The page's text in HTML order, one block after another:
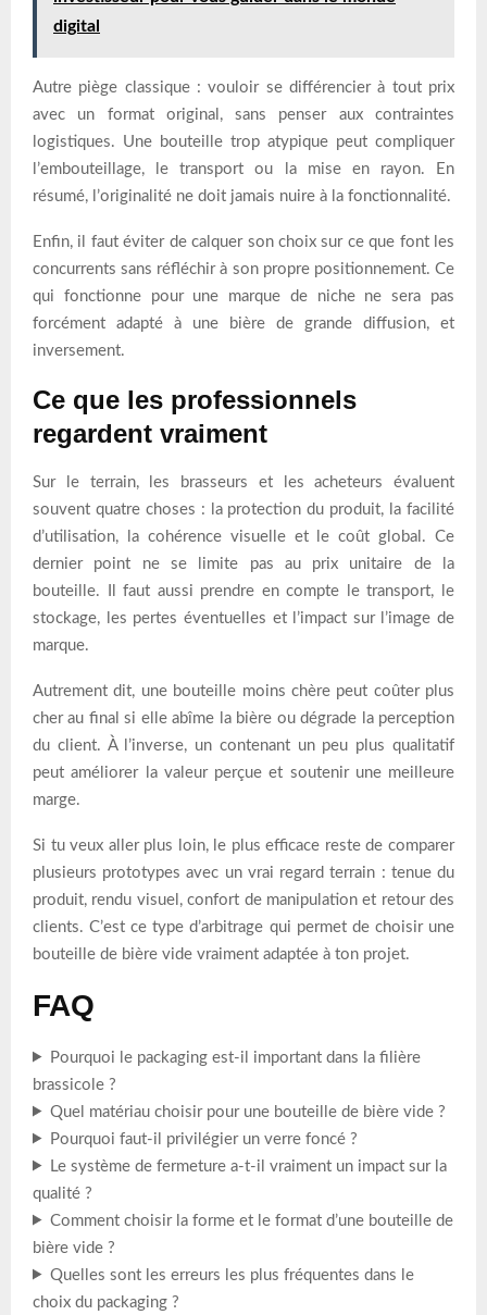
digital
Autre piège classique : vouloir se différencier à tout prix
avec un format original, sans penser aux contraintes
logistiques. Une bouteille trop atypique peut compliquer
l’embouteillage, le transport ou la mise en rayon. En
résumé, l’originalité ne doit jamais nuire à la fonctionnalité.
Enfin, il faut éviter de calquer son choix sur ce que font les
concurrents sans réfléchir à son propre positionnement. Ce
qui fonctionne pour une marque de niche ne sera pas
forcément adapté à une bière de grande diffusion, et
inversement.
Ce que les professionnels
regardent vraiment
Sur le terrain, les brasseurs et les acheteurs évaluent
souvent quatre choses : la protection du produit, la facilité
d’utilisation, la cohérence visuelle et le coût global. Ce
dernier point ne se limite pas au prix unitaire de la
bouteille. Il faut aussi prendre en compte le transport, le
stockage, les pertes éventuelles et l’impact sur l’image de
marque.
Autrement dit, une bouteille moins chère peut coûter plus
cher au final si elle abîme la bière ou dégrade la perception
du client. À l’inverse, un contenant un peu plus qualitatif
peut améliorer la valeur perçue et soutenir une meilleure
marge.
Si tu veux aller plus loin, le plus efficace reste de comparer
plusieurs prototypes avec un vrai regard terrain : tenue du
produit, rendu visuel, confort de manipulation et retour des
clients. C’est ce type d’arbitrage qui permet de choisir une
bouteille de bière vide vraiment adaptée à ton projet.
FAQ
Pourquoi le packaging est-il important dans la filière
brassicole ?
Quel matériau choisir pour une bouteille de bière vide ?
Pourquoi faut-il privilégier un verre foncé ?
Le système de fermeture a-t-il vraiment un impact sur la
qualité ?
Comment choisir la forme et le format d’une bouteille de
bière vide ?
Quelles sont les erreurs les plus fréquentes dans le
choix du packaging ?